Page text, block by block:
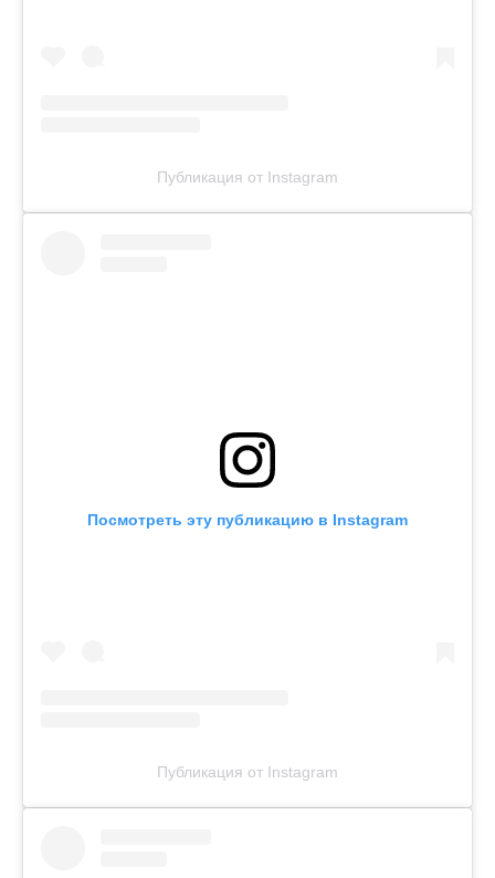
Публикация от Instagram
Посмотреть эту публикацию в Instagram
Публикация от Instagram